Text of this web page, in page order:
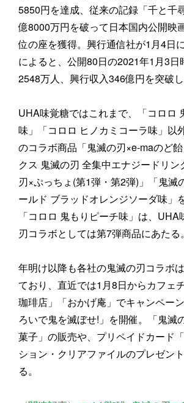
5850円を達成、従来の記録「千と千
億8000万円を破って日本国内公開映
位の座を獲得。興行通信社が1月4日
によると、公開80日の2021年1月3日
2548万人、興行収入346億円を突破し
UHA味覚糖ではこれまで、「コロロ
味」「コロロ ヒノカミコーラ味」以
のコラボ商品「鬼滅の刃×e-maのど
クス 鬼滅の刃 全集中エナジードリ
刃×ぷっちょ(第1弾・第2弾)」「鬼滅
ールド ブラッドオレンジソーダ味」
「コロロ 鬼もりピーチ味」は、
刃コラボとしては第7弾商品にあたる。
年明け以降も各社の鬼滅の刃コラボ
ており、直近では1月8日からカフェ
珈琲店」「おかげ庵」でキャンペー
ろいで鬼を滅ぼせ!」を開催。「鬼滅
菓子」の販売や、プリペイドカード
ション・クリアファイルのプレゼン
る。